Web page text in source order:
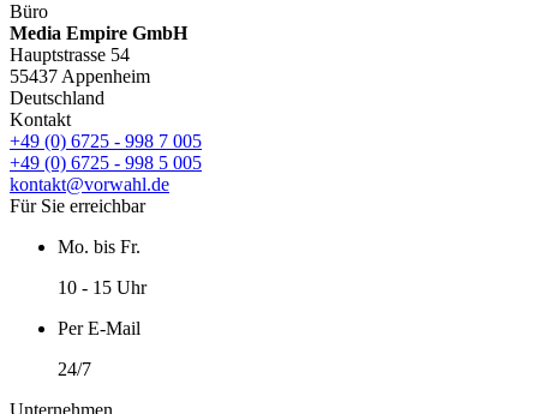
Büro
Media Empire GmbH
Hauptstrasse 54
55437 Appenheim
Deutschland
Kontakt
+49 (0) 6725 - 998 7 005
+49 (0) 6725 - 998 5 005
kontakt@vorwahl.de
Für Sie erreichbar
Mo. bis Fr.
10 - 15 Uhr
Per E-Mail
24/7
Unternehmen